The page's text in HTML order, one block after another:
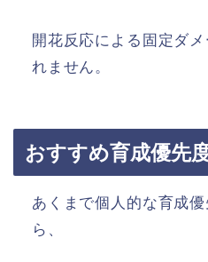
開花反応による固定ダ
れません。
おすすめ育成優先
あくまで個人的な育成
ら、